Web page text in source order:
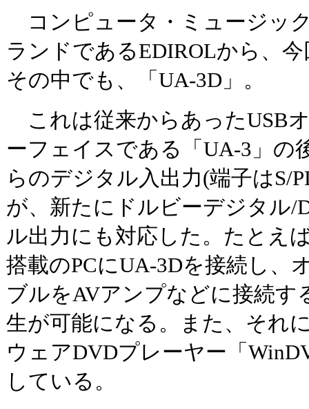
コンピュータ・ミュージッ
ランドであるEDIROLから、
その中でも、「UA-3D」。
これは従来からあったUSB
ーフェイスである「UA-3」の
らのデジタル入出力(端子はS/
が、新たにドルビーデジタル/
ル出力にも対応した。たとえ
搭載のPCにUA-3Dを接続し、
ブルをAVアンプなどに接続す
生が可能になる。また、それ
ウェアDVDプレーヤー「
している。